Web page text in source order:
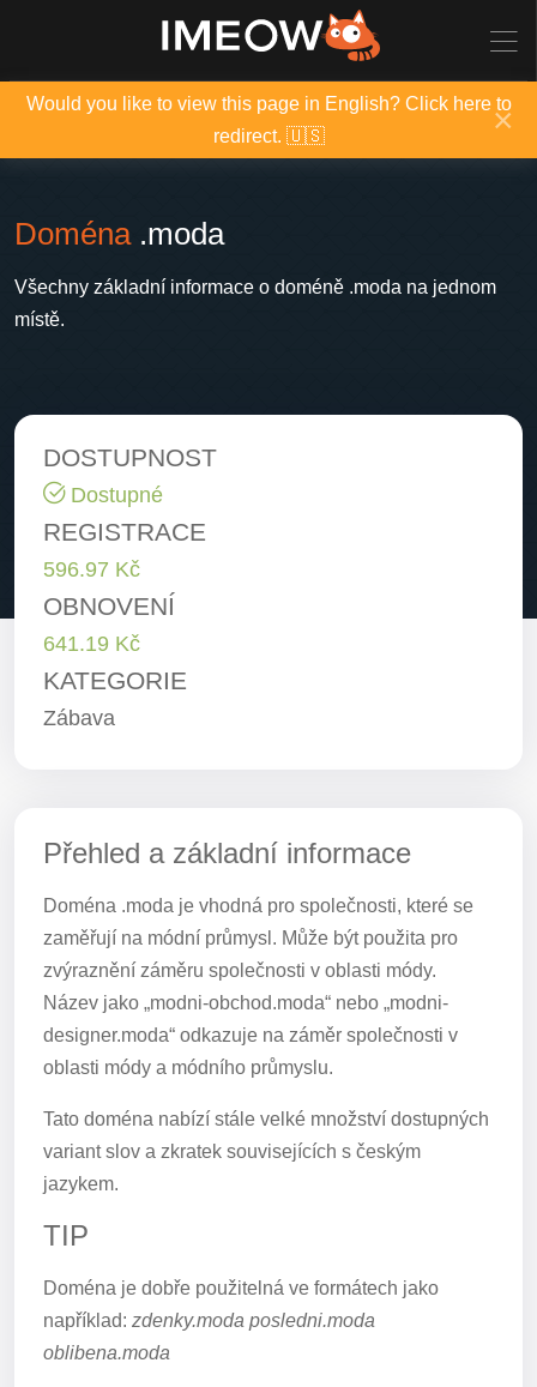
Would you like to view this page in English? Click here to
redirect. 🇺🇸
×
Doména.moda
Všechny základní informace o doméně .moda na jednom
místě.
DOSTUPNOST
Dostupné
REGISTRACE
596.97 Kč
OBNOVENÍ
641.19 Kč
KATEGORIE
Zábava
Přehled a základní informace
Doména .moda je vhodná pro společnosti, které se
zaměřují na módní průmysl. Může být použita pro
zvýraznění záměru společnosti v oblasti módy.
Název jako „modni-obchod.moda“ nebo „modni-
designer.moda“ odkazuje na záměr společnosti v
oblasti módy a módního průmyslu.
Tato doména nabízí stále velké množství dostupných
variant slov a zkratek souvisejících s českým
jazykem.
TIP
Doména je dobře použitelná ve formátech jako
například: zdenky.moda posledni.moda
oblibena.moda